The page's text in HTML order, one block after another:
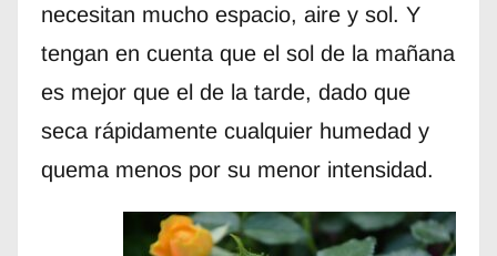
necesitan mucho espacio, aire y sol. Y
tengan en cuenta que el sol de la mañana
es mejor que el de la tarde, dado que
seca rápidamente cualquier humedad y
quema menos por su menor intensidad.